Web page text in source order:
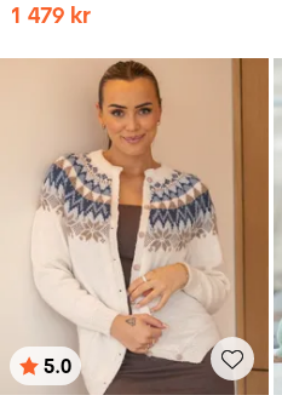
1 479 kr
Betyg:
5.0
utav 5 stjärnor